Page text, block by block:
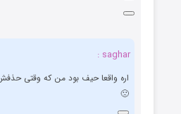
saghar :
اره واقعا حیف بود من که وقتی
🙁